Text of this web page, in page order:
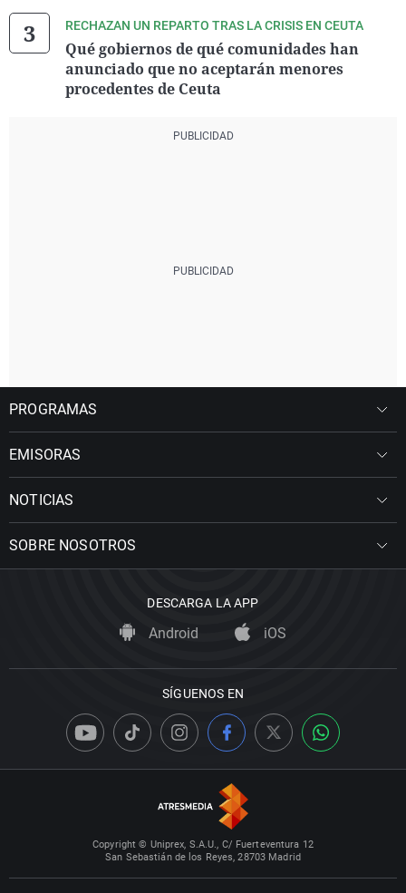
RECHAZAN UN REPARTO TRAS LA CRISIS EN CEUTA
Qué gobiernos de qué comunidades han
anunciado que no aceptarán menores
procedentes de Ceuta
PROGRAMAS
EMISORAS
NOTICIAS
SOBRE NOSOTROS
DESCARGA LA APP
Android iOS
SÍGUENOS EN
Copyright © Uniprex, S.A.U., C/ Fuerteventura 12
San Sebastián de los Reyes, 28703 Madrid